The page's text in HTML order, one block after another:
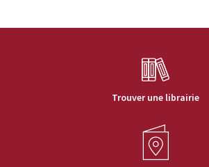
Trouver une librairie